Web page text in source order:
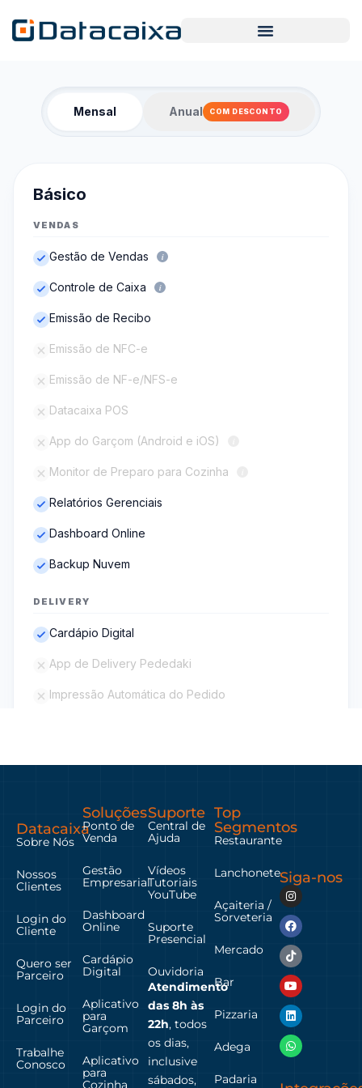
Datacaixa
Sobre Nós
Nossos
Clientes
Login do
Cliente
Quero ser
Parceiro
Login do
Parceiro
Trabalhe
Conosco
Soluções
Ponto de
Venda
Gestão
Empresarial
Dashboard
Online
Cardápio
Digital
Aplicativo
para
Garçom
Aplicativo
para
Cozinha
Suporte
Central de
Ajuda
Vídeos
Tutoriais
YouTube
Suporte
Presencial
Ouvidoria
Atendimento
das 8h às
22h, todos
os dias,
inclusive
sábados,
Top
Segmentos
Restaurante
Lanchonete
Açaiteria /
Sorveteria
Mercado
Bar
Pizzaria
Adega
Padaria
Siga-nos